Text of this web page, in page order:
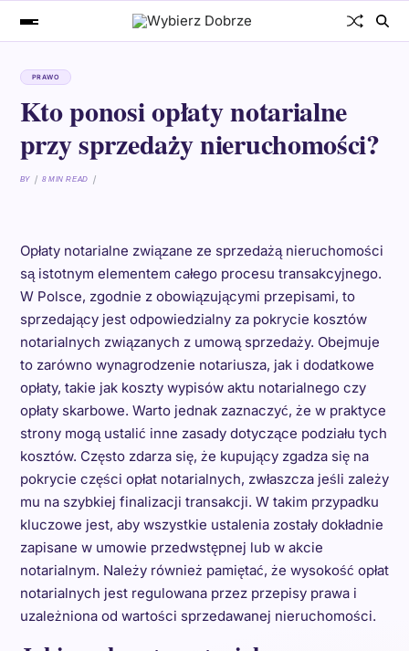
PRAWO
Kto ponosi opłaty notarialne
przy sprzedaży nieruchomości?
BY 8 MIN READ
Opłaty notarialne związane ze sprzedażą nieruchomości
są istotnym elementem całego procesu transakcyjnego.
W Polsce, zgodnie z obowiązującymi przepisami, to
sprzedający jest odpowiedzialny za pokrycie kosztów
notarialnych związanych z umową sprzedaży. Obejmuje
to zarówno wynagrodzenie notariusza, jak i dodatkowe
opłaty, takie jak koszty wypisów aktu notarialnego czy
opłaty skarbowe. Warto jednak zaznaczyć, że w praktyce
strony mogą ustalić inne zasady dotyczące podziału tych
kosztów. Często zdarza się, że kupujący zgadza się na
pokrycie części opłat notarialnych, zwłaszcza jeśli zależy
mu na szybkiej finalizacji transakcji. W takim przypadku
kluczowe jest, aby wszystkie ustalenia zostały dokładnie
zapisane w umowie przedwstępnej lub w akcie
notarialnym. Należy również pamiętać, że wysokość opłat
notarialnych jest regulowana przez przepisy prawa i
uzależniona od wartości sprzedawanej nieruchomości.